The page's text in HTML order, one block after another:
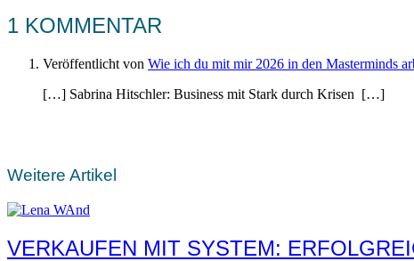
1 KOMMENTAR
Veröffentlicht von Wie ich du mit mir 2026 in den Masterminds
[…] Sabrina Hitschler: Business mit Stark durch Krisen […]
Weitere Artikel
VERKAUFEN MIT SYSTEM: